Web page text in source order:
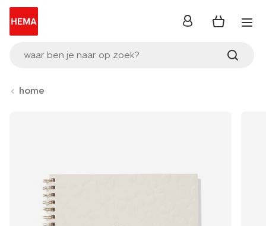
waar ben je naar op zoek?
inloggen
home